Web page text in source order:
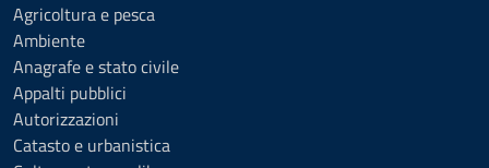
Agricoltura e pesca
Ambiente
Anagrafe e stato civile
Appalti pubblici
Autorizzazioni
Catasto e urbanistica